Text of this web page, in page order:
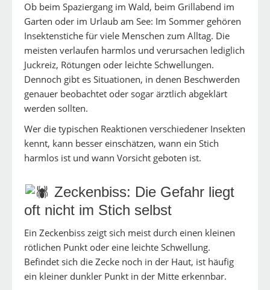
Ob beim Spaziergang im Wald, beim Grillabend im
Garten oder im Urlaub am See: Im Sommer gehören
Insektenstiche für viele Menschen zum Alltag. Die
meisten verlaufen harmlos und verursachen lediglich
Juckreiz, Rötungen oder leichte Schwellungen.
Dennoch gibt es Situationen, in denen Beschwerden
genauer beobachtet oder sogar ärztlich abgeklärt
werden sollten.
Wer die typischen Reaktionen verschiedener Insekten
kennt, kann besser einschätzen, wann ein Stich
harmlos ist und wann Vorsicht geboten ist.
Zeckenbiss: Die Gefahr liegt
oft nicht im Stich selbst
Ein Zeckenbiss zeigt sich meist durch einen kleinen
rötlichen Punkt oder eine leichte Schwellung.
Befindet sich die Zecke noch in der Haut, ist häufig
ein kleiner dunkler Punkt in der Mitte erkennbar.